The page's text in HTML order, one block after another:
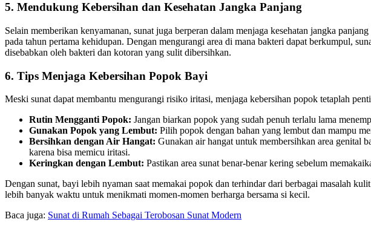
5. Mendukung Kebersihan dan Kesehatan Jangka Panjang
Selain memberikan kenyamanan, sunat juga berperan dalam menjaga kesehatan jangka
pada tahun pertama kehidupan. Dengan mengurangi area di mana bakteri dapat berkumpul,
disebabkan oleh bakteri dan kotoran yang sulit dibersihkan.
6. Tips Menjaga Kebersihan Popok Bayi
Meski sunat dapat membantu mengurangi risiko iritasi, menjaga kebersihan popok tetaplah
Rutin Mengganti Popok: Jangan biarkan popok yang sudah penuh terlalu lama
Gunakan Popok yang Lembut: Pilih popok dengan bahan yang lembut dan mampu
Bersihkan dengan Air Hangat: Gunakan air hangat untuk membersihkan area genital
karena bisa memicu iritasi.
Keringkan dengan Lembut: Pastikan area sunat benar-benar kering sebelum
Dengan sunat, bayi lebih nyaman saat memakai popok dan terhindar dari berbagai masalah
lebih banyak waktu untuk menikmati momen-momen berharga bersama si kecil.
Baca juga: Sunat di Rumah Sebagai Terobosan Sunat Modern